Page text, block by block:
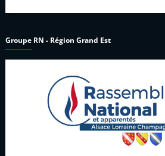
Groupe RN - Région Grand Est